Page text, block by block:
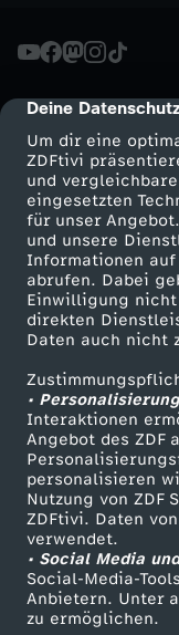
cmp-dialog-
Deine
Um dir eine
ZDFtivi
und
eingesetzten
für unser
und unsere
Informationen
abrufen. Dabei
Einwilligung
direkten
Daten auch nicht
•
Interaktionen
Angebot des ZDF
personalisieren
Nutzung von ZDF
ZDFtivi. Daten
verwendet.
• Social Media
Social-Media-
Anbietern. Unter
zu ermöglichen.
a
l
k
g
e
r
ü
s
t
Mehr ZDF
ZDF-Apps
Smart TV
ZDFtext
Livestreams
Sendungen A-Z
TV-Programm
ZDF Unternehmen
Karriere